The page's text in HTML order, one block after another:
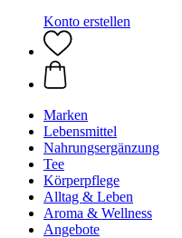
Konto erstellen
Marken
Lebensmittel
Nahrungsergänzung
Tee
Körperpflege
Alltag & Leben
Aroma & Wellness
Angebote